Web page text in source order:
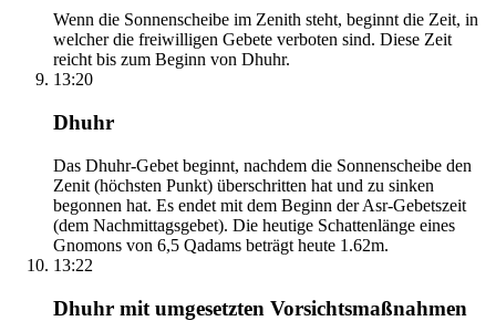
Wenn die Sonnenscheibe im Zenith steht, beginnt die Zeit, in
welcher die freiwilligen Gebete verboten sind. Diese Zeit
reicht bis zum Beginn von Dhuhr.
13:20
Dhuhr
Das Dhuhr-Gebet beginnt, nachdem die Sonnenscheibe den
Zenit (höchsten Punkt) überschritten hat und zu sinken
begonnen hat. Es endet mit dem Beginn der Asr-Gebetszeit
(dem Nachmittagsgebet). Die heutige Schattenlänge eines
Gnomons von 6,5 Qadams beträgt heute 1.62m.
13:22
Dhuhr mit umgesetzten Vorsichtsmaßnahmen